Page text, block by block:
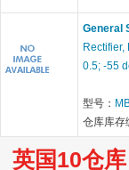
General
0.5; -55
型号：
仓库库存
英国10仓库